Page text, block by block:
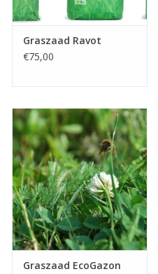
Graszaad Ravot
€75,00
Graszaad EcoGazon